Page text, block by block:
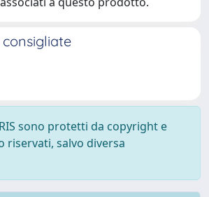
sono protetti da copyright e
salvo diversa